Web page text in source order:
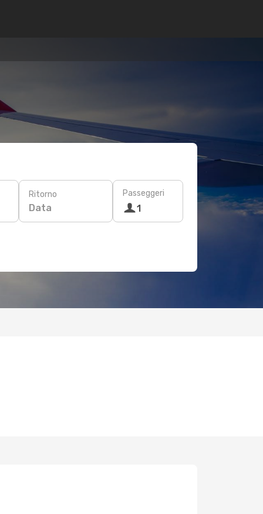
Ritorno
Data
Passeggeri
1